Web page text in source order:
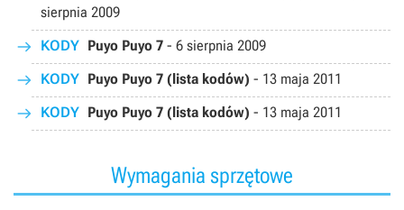
sierpnia 2009
KODY Puyo Puyo 7 - 6 sierpnia 2009
KODY Puyo Puyo 7 (lista kodów) - 13 maja 2011
KODY Puyo Puyo 7 (lista kodów) - 13 maja 2011
Wymagania sprzętowe